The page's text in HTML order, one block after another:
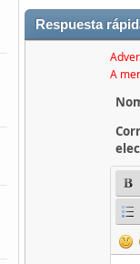
Respuesta
A